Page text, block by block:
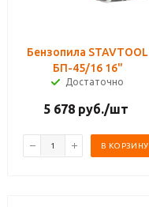
Бензопила STAVTOOL
БП-45/16 16"
Достаточно
5 678 руб./шт
В КОРЗИНУ